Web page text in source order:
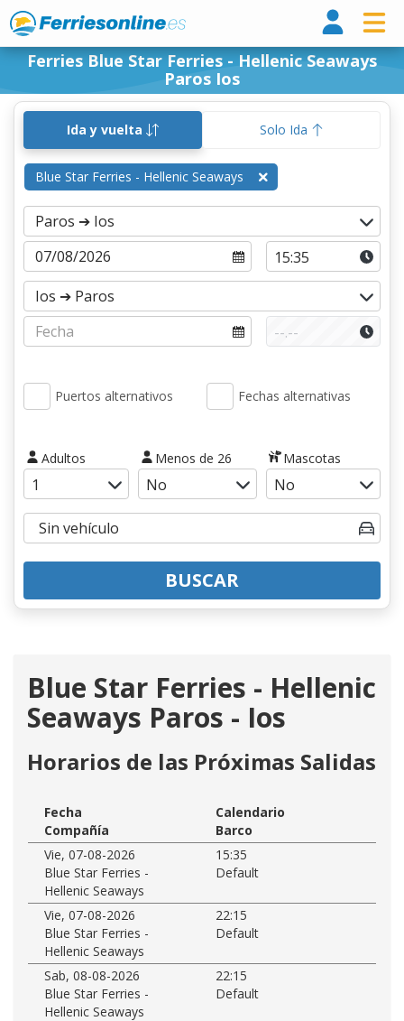
Ferries Blue Star Ferries - Hellenic Seaways
Paros Ios
Ida y vuelta Solo Ida
Blue Star Ferries - Hellenic Seaways
Puertos alternativos Fechas alternativas
Adultos Menos de 26 Mascotas
BUSCAR
Blue Star Ferries - Hellenic
Seaways Paros - Ios
Horarios de las Próximas Salidas
Fecha
Calendario
Compañía
Barco
Vie, 07-08-2026
15:35
Blue Star Ferries -
Hellenic Seaways
Default
Vie, 07-08-2026
22:15
Blue Star Ferries -
Hellenic Seaways
Default
Sab, 08-08-2026
22:15
Blue Star Ferries -
Hellenic Seaways
Default